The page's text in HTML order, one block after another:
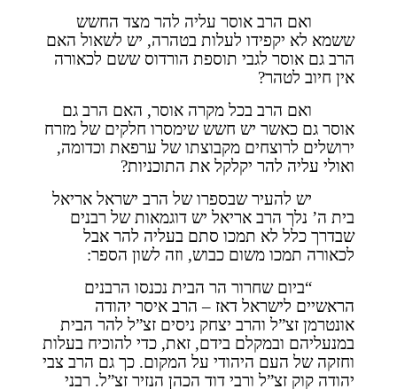
ואם הרב אוסר עליה להר מצד החשש
ששמא לא יקפידו לעלות בטהרה, יש לשאול האם
הרב גם אוסר לגבי תוספת הורדוס ששם לכאורה
אין חיוב לטהר?
ואם הרב בכל מקרה אוסר, האם הרב גם
אוסר גם כאשר יש חשש שימסרו חלקים של מזרח
ירושלים לרוצחים מקבוצתו של ערפאת וכדומה,
ואולי עליה להר יקלקל את התוכניות?
יש להעיר שבספרו של הרב ישראל אריאל
בית ה’ נלך הרב אריאל יש דוגמאות של רבנים
שבדרך כלל לא תמכו סתם בעליה להר אבל
לכאורה תמכו משום כבוש, וזה לשון הספר:
“ביום שחרור הר הבית נכנסו הרבנים
הראשיים לישראל דאז – הרב איסר יהודה
אונטרמן זצ”ל והרב יצחק ניסים זצ”ל להר הבית
במנעליהם ובמקלם בידם, זאת, כדי להוכיח בעלות
וחזקה של העם היהודי על המקום. כך גם הרב צבי
יהודה קוק זצ”ל ורבי דוד הכהן הנזיר זצ”ל. רבני